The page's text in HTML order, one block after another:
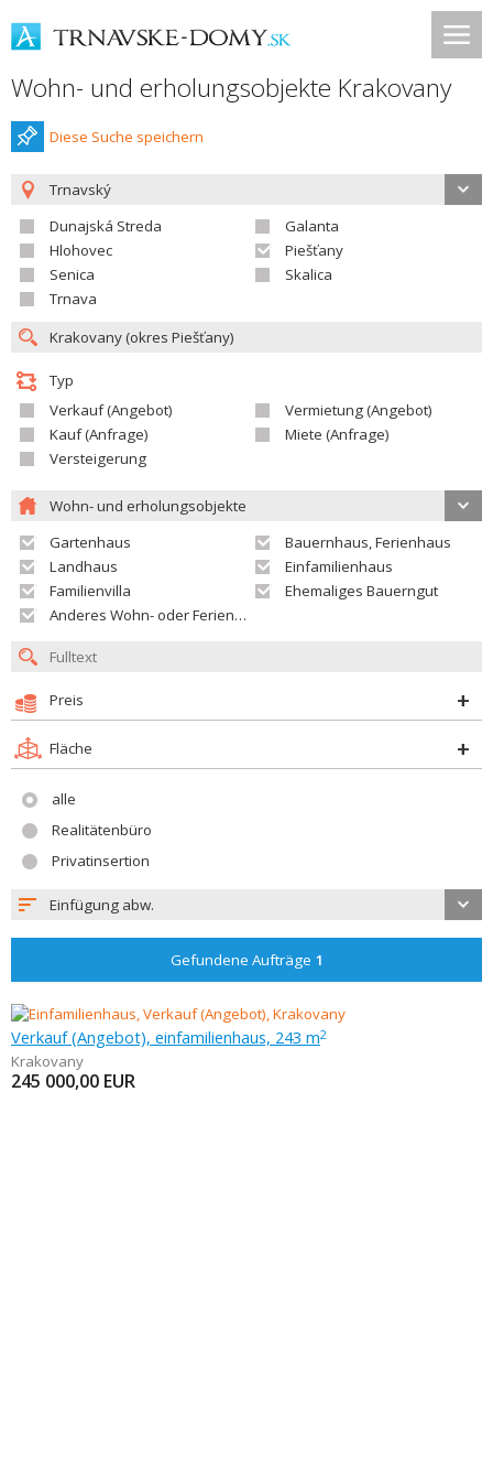
Wohn- und erholungsobjekte Krakovany
Diese Suche speichern
Trnavský
Dunajská Streda
Galanta
Hlohovec
Piešťany
Senica
Skalica
Trnava
Typ
Verkauf (Angebot)
Vermietung (Angebot)
Kauf (Anfrage)
Miete (Anfrage)
Versteigerung
Wohn- und erholungsobjekte
Gartenhaus
Bauernhaus, Ferienhaus
Landhaus
Einfamilienhaus
Familienvilla
Ehemaliges Bauerngut
Anderes Wohn- oder Ferienobjekt
Preis
Fläche
alle
Realitätenbüro
Privatinsertion
Einfügung abw.
Gefundene Aufträge 1
Verkauf (Angebot), einfamilienhaus, 243 m2
Krakovany
245 000,00 EUR